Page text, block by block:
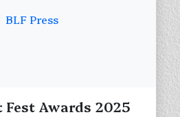
Awards 2025